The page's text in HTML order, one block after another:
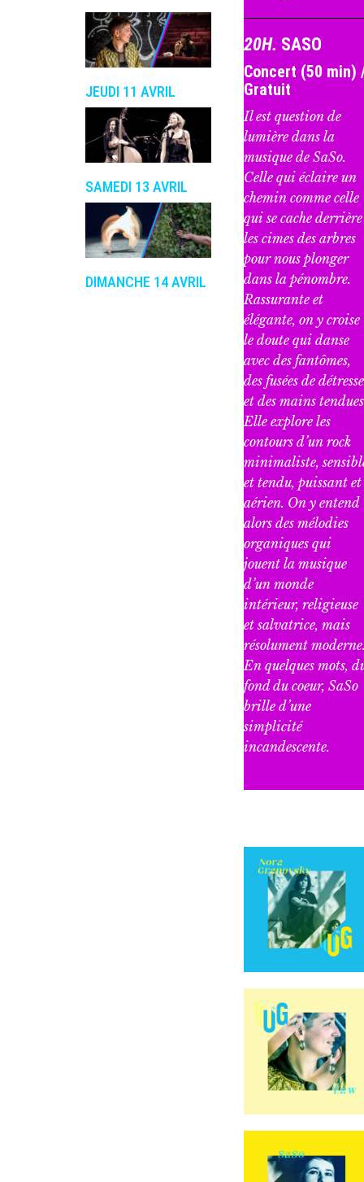
JEUDI 11 AVRIL
SAMEDI 13 AVRIL
DIMANCHE 14 AVRIL
20H. SASO
Concert (50 min)
Gratuit
Il est question de
lumière dans la
musique de SaSo.
Celle qui éclaire un
chemin comme celle
qui se cache derrière
les cimes des arbres
pour nous plonger
dans la pénombre.
Rassurante et
élégante, on y croise
le doute qui danse
avec des fantômes,
des fusées de détresse
et des mains
Elle explore les
contours d’un rock
minimaliste,
et tendu, puissant et
aérien. On y entend
alors des mélodies
organiques qui
jouent la musique
d’un monde
intérieur, religieuse
et salvatrice, mais
résolument
En quelques mots,
fond du coeur, SaSo
brille d’une
simplicité
incandescente.